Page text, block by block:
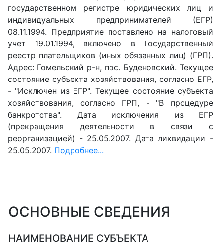
государственном регистре юридических лиц и
индивидуальных предпринимателей (ЕГР)
08.11.1994. Предприятие поставлено на налоговый
учет 19.01.1994, включено в Государственный
реестр плательщиков (иных обязанных лиц) (ГРП).
Адрес: Гомельский р-н, пос. Буденовский. Текущее
состояние субъекта хозяйствования, согласно ЕГР,
- "Исключен из ЕГР". Текущее состояние субъекта
хозяйствования, согласно ГРП, - "В процедуре
банкротства". Дата исключения из ЕГР
(прекращения деятельности в связи с
реорганизацией) - 25.05.2007. Дата ликвидации -
25.05.2007. Подробнее...
ОСНОВНЫЕ СВЕДЕНИЯ
НАИМЕНОВАНИЕ СУБЪЕКТА